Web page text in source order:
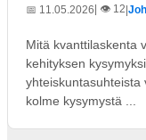
📅 11.05.2026| 👁️ 12
Mitä kvanttilaskenta
kehityksen
yhteiskuntasuhteista
kolme kysymystä ...